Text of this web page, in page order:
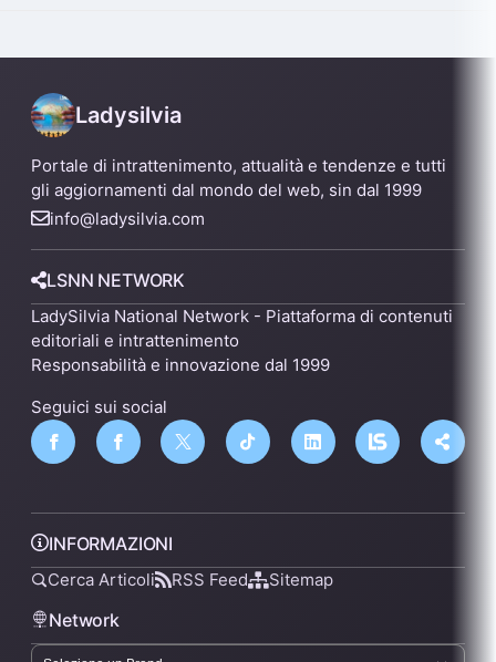
Ladysilvia
Portale di intrattenimento, attualità e tendenze e tutti
gli aggiornamenti dal mondo del web, sin dal 1999
info@ladysilvia.com
LSNN NETWORK
LadySilvia National Network - Piattaforma di contenuti
editoriali e intrattenimento
Responsabilità e innovazione dal 1999
Seguici sui social
INFORMAZIONI
Cerca Articoli RSS Feed Sitemap
Network